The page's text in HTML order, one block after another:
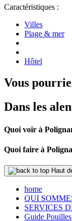
Caractéristiques :
Villes
Plage & mer
Hôtel
Vous
Dans les
Quoi voir à
Quoi faire à
Haut
home
QUI
SERVICES
Guide Pouilles